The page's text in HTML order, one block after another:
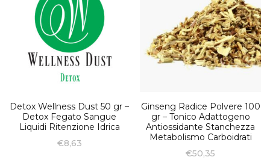
Detox Wellness Dust 50 gr –
Detox Fegato Sangue
Liquidi Ritenzione Idrica
€8,63
Ginseng Radice Polvere 100
gr – Tonico Adattogeno
Antiossidante Stanchezza
Metabolismo Carboidrati
€50,35